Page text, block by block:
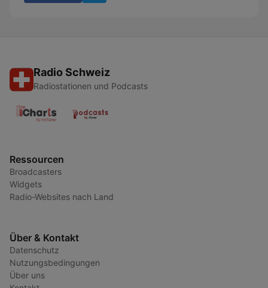
Radio Schweiz
Radiostationen und Podcasts
Ressourcen
Broadcasters
Widgets
Radio-Websites nach Land
Über & Kontakt
Datenschutz
Nutzungsbedingungen
Über uns